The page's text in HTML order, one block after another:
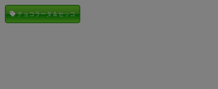
チョコラータ＆セッコ